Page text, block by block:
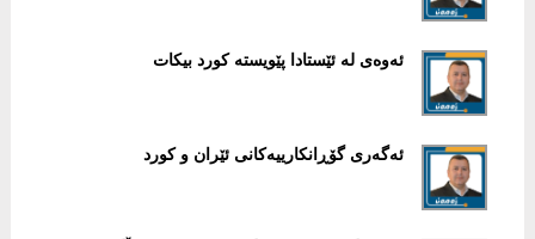
ئەوەی لە ئێستادا پێویستە کورد بیکات
ئەگەری گۆڕانکارییەکانی ئێران و کورد